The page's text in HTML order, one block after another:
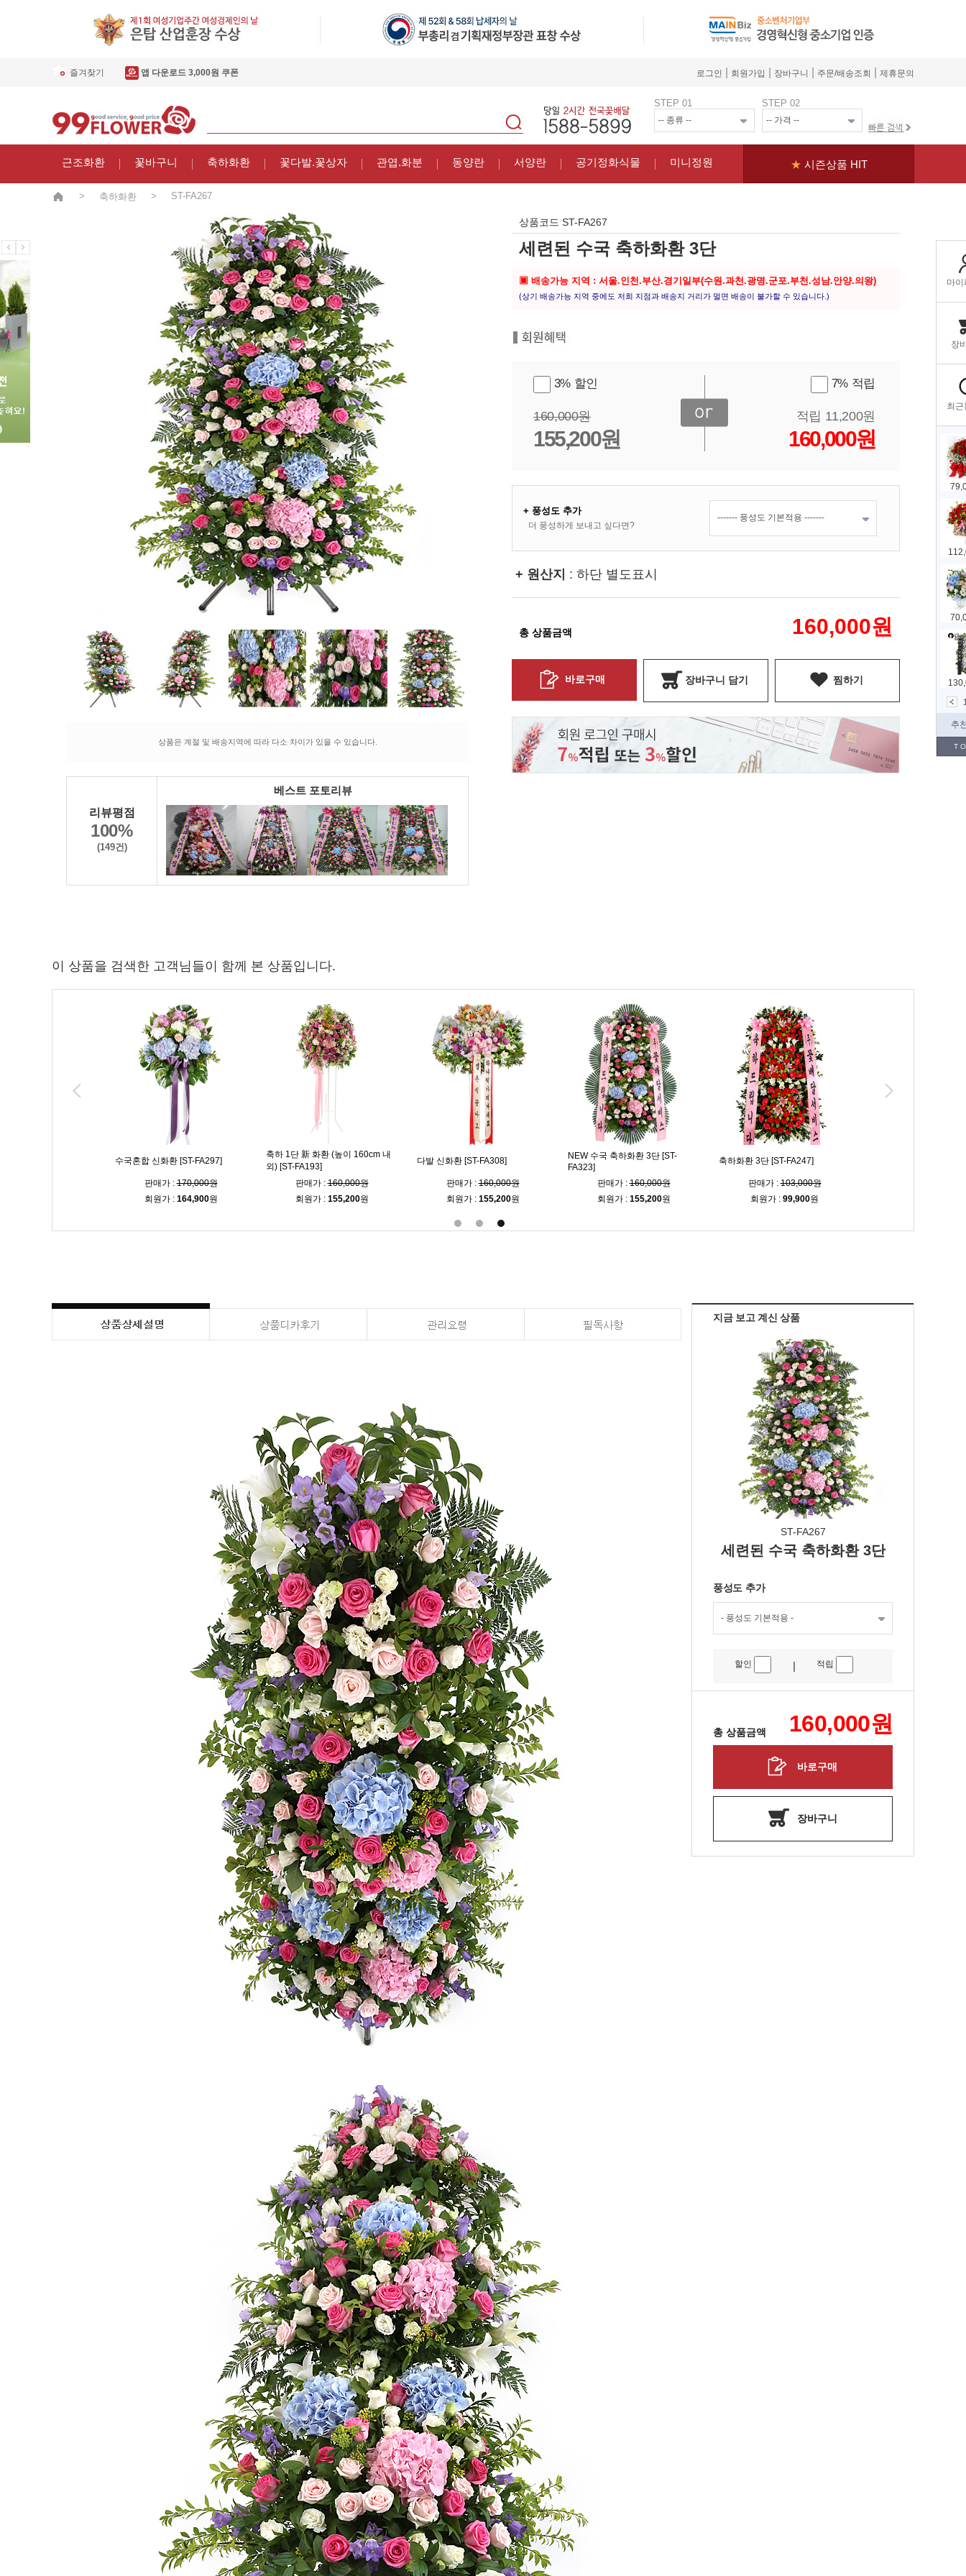
즐겨찾기 앱 다운로드 3,000원 쿠폰 로그인 회원가입 장바구니 주문/배송조회 제휴문의
STEP 01 STEP 02
근조화환 꽃바구니 축하화환 꽃다발.꽃상자 관엽.화분 동양란 서양란 공기정화식물 미니정원 ★ 시즌상품 HIT
> 축하화환 > ST-FA267
상품은 계절 및 배송지역에 따라 다소 차이가 있을 수 있습니다.
리뷰평점
100%
(149건)
베스트 포토리뷰
상품코드 ST-FA267
세련된 수국 축하화환 3단
▣ 배송가능 지역 : 서울.인천.부산.경기일부(수원.과천.광명.군포.부천.성남.안양.의왕)
(상기 배송가능 지역 중에도 저희 지점과 배송지 거리가 멀면 배송이 불가할 수 있습니다.)
3% 할인
160,000원
155,200원
7% 적립
적립 11,200원
160,000원
+ 풍성도 추가
더 풍성하게 보내고 싶다면?
+ 원산지 : 하단 별도표시
총 상품금액 160,000원
바로구매 장바구니 담기 찜하기
이 상품을 검색한 고객님들이 함께 본 상품입니다.
수국혼합 신화환 [ST-FA297]
판매가 :170,000원
회원가 : 164,900원
축하 1단 新 화환 (높이 160cm 내
외) [ST-FA193]
판매가 :160,000원
회원가 : 155,200원
다발 신화환 [ST-FA308]
판매가 :160,000원
회원가 : 155,200원
NEW 수국 축하화환 3단 [ST-
FA323]
판매가 :160,000원
회원가 : 155,200원
축하화환 3단 [ST-FA247]
판매가 :103,000원
회원가 : 99,900원
지금 보고 계신 상품
ST-FA267
세련된 수국 축하화환 3단
풍성도 추가
할인 | 적립
총 상품금액 160,000원
바로구매
장바구니